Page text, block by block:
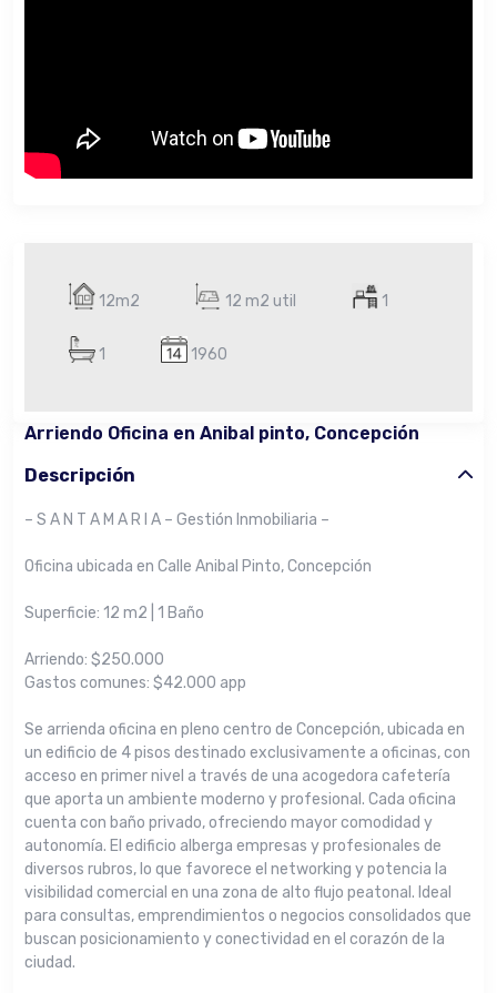
12m2 12 m2 util 1
1 1960
Arriendo Oficina en Anibal pinto, Concepción
Descripción
– S A N T A M A R I A – Gestión Inmobiliaria –
Oficina ubicada en Calle Anibal Pinto, Concepción
Superficie: 12 m2 | 1 Baño
Arriendo: $250.000
Gastos comunes: $42.000 app
Se arrienda oficina en pleno centro de Concepción, ubicada en
un edificio de 4 pisos destinado exclusivamente a oficinas, con
acceso en primer nivel a través de una acogedora cafetería
que aporta un ambiente moderno y profesional. Cada oficina
cuenta con baño privado, ofreciendo mayor comodidad y
autonomía. El edificio alberga empresas y profesionales de
diversos rubros, lo que favorece el networking y potencia la
visibilidad comercial en una zona de alto flujo peatonal. Ideal
para consultas, emprendimientos o negocios consolidados que
buscan posicionamiento y conectividad en el corazón de la
ciudad.